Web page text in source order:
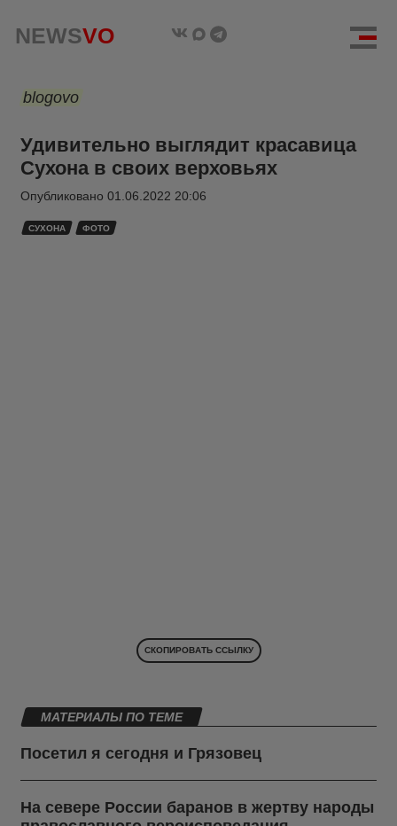
NEWSVO
blogovo
Удивительно выглядит красавица
Сухона в своих верховьях
Опубликовано 01.06.2022 20:06
СУХОНА ФОТО
СКОПИРОВАТЬ ССЫЛКУ
МАТЕРИАЛЫ ПО ТЕМЕ
Посетил я сегодня и Грязовец
На севере России баранов в жертву народы